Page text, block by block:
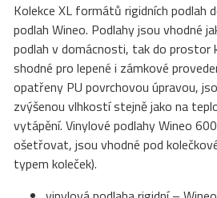
Kolekce XL formátů rigidních podlah
podlah Wineo. Podlahy jsou vhodné
podlah v domácnosti, tak do prostor
shodné pro lepené i zámkové
opatřeny PU povrchovou úpravou,
zvýšenou vlhkostí stejně jako na
vytápění. Vinylové podlahy Wineo
ošetřovat, jsou vhodné pod
typem koleček).